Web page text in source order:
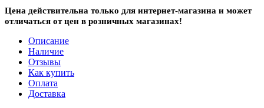
Цена действительна только для интернет-магазина и может
отличаться от цен в розничных магазинах!
Описание
Наличие
Отзывы
Как купить
Оплата
Доставка